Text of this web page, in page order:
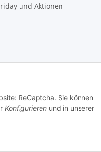
und Aktionen
ReCaptcha. Sie können
Konfigurieren und in unserer